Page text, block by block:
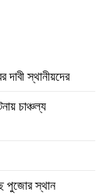
স্থানীয়দের
চাঞ্চল্য
পুজোর স্থান